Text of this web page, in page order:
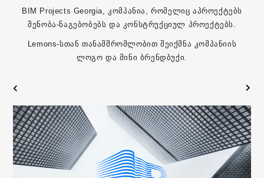
BIM Projects Georgia,კომპანია, რომელიც აპროექტებს
შენობა-ნაგებობებს და კონსტრუქციულ პროექტებს.
Lemons-სთან თანამშრომლობით შეიქმნა კომპანიის
ლოგო და მინი ბრენდბუქი.